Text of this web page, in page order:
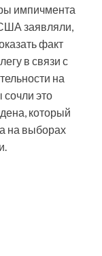
импичмента
заявляли,
факт
в связи с
на
это
который
на выборах